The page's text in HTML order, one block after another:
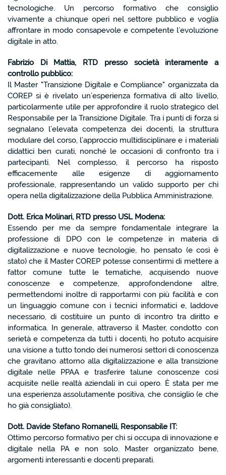
tecnologiche. Un percorso formativo che consiglio
vivamente a chiunque operi nel settore pubblico e voglia
affrontare in modo consapevole e competente l’evoluzione
digitale in atto.
Fabrizio Di Mattia, RTD presso società interamente a
controllo pubblico:
Il Master "Transizione Digitale e Compliance" organizzata da
COREP si è rivelato un’esperienza formativa di alto livello,
particolarmente utile per approfondire il ruolo strategico del
Responsabile per la Transizione Digitale. Tra i punti di forza si
segnalano l’elevata competenza dei docenti, la struttura
modulare del corso, l’approccio multidisciplinare e i materiali
didattici ben curati, nonché le occasioni di confronto tra i
partecipanti. Nel complesso, il percorso ha risposto
efficacemente alle esigenze di aggiornamento
professionale, rappresentando un valido supporto per chi
opera nella digitalizzazione della Pubblica Amministrazione.
Dott. Erica Molinari, RTD presso USL Modena:
Essendo per me da sempre fondamentale integrare la
professione di DPO con le competenze in materia di
digitalizzazione e nuove tecnologie, ho pensato (e così è
stato) che il Master COREP potesse consentirmi di mettere a
fattor comune tutte le tematiche, acquisendo nuove
conoscenze e competenze, approfondendone altre,
permettendomi inoltre di rapportarmi con più facilità e con
un linguaggio comune con i tecnici informatici e, laddove
necessario, di costituire un punto di incontro tra diritto e
informatica. In generale, attraverso il Master, condotto con
serietà e competenza da tutti i docenti, ho potuto acquisire
una visione a tutto tondo dei numerosi settori di conoscenza
che gravitano attorno alla digitalizzazione e alla transizione
digitale nelle PPAA e trasferire talune conoscenze così
acquisite nelle realtà aziendali in cui opero. È stata per me
una esperienza assolutamente positiva, che consiglio (e che
ho già consigliato).
Dott. Davide Stefano Romanelli, Responsabile IT:
Ottimo percorso formativo per chi si occupa di innovazione e
digitale nella PA e non solo. Master organizzato bene,
argomenti interessanti e docenti preparati.